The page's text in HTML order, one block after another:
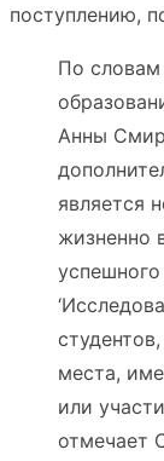
поступлению,
По словам
Анны
является
жизненно
места,
или
отмечает